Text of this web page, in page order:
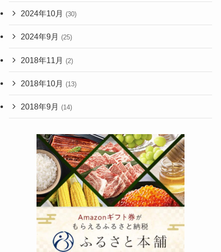
2024年10月 (30)
2024年9月 (25)
2018年11月 (2)
2018年10月 (13)
2018年9月 (14)